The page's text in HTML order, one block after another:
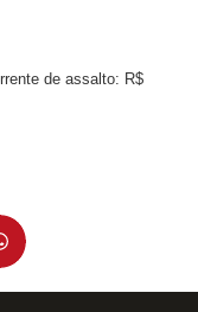
de assalto: R$